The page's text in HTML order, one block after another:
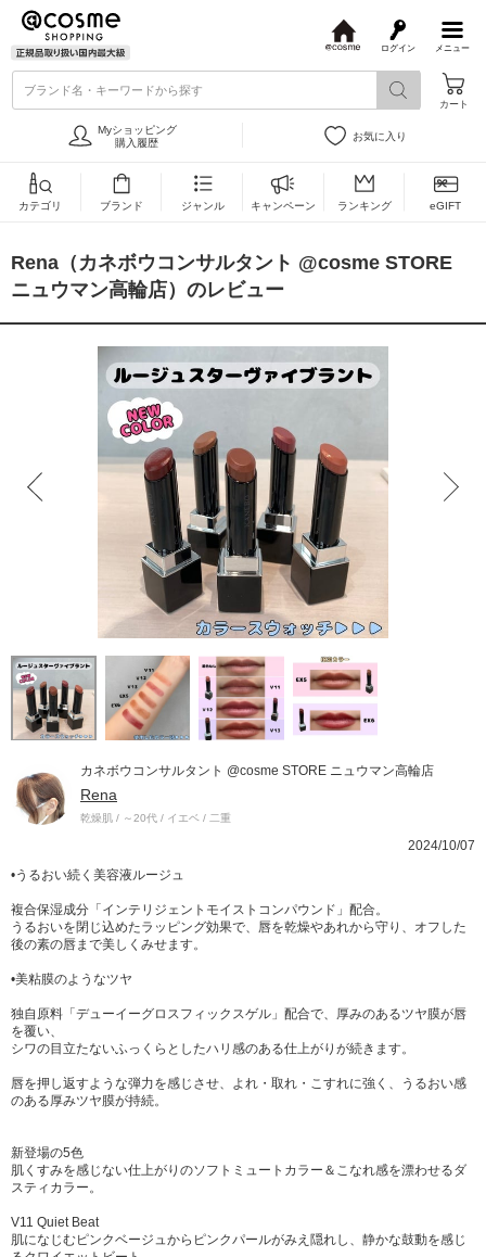
メニュー
ログイン
s
ブランド名・キーワードから探す
カート
Myショッピング
購入履歴
お気に入り
カテゴリ ブランド ジャンル キャンペーン ランキング eGIFT
Rena（カネボウコンサルタント @cosme STORE
ニュウマン高輪店）のレビュー
カネボウコンサルタント @cosme STORE ニュウマン高輪店
Rena
乾燥肌 / ～20代 / イエベ / 二重
2024/10/07
•うるおい続く美容液ルージュ​
複合保湿成分「インテリジェントモイストコンパウンド」配合。
うるおいを閉じ込めたラッピング効果で、唇を乾燥やあれから守り、オフした
後の素の唇まで美しくみせます。
•美粘膜のようなツヤ
独自原料「デューイーグロスフィックスゲル」配合で、厚みのあるツヤ膜が唇
を覆い、
シワの目立たないふっくらとしたハリ感のある仕上がりが続きます。​
唇を押し返すような弾力を感じさせ、よれ・取れ・こすれに強く、うるおい感
のある厚みツヤ膜が持続。
新登場の5色
肌くすみを感じない仕上がりのソフトミュートカラー＆こなれ感を漂わせるダ
スティカラー。
V11 Quiet Beat
肌になじむピンクベージュからピンクパールがみえ隠れし、静かな鼓動を感じ